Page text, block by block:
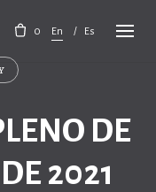
0 En Es
DE
2021